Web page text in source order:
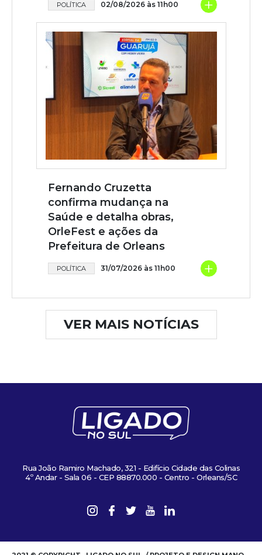
POLÍTICA 02/08/2026 às 11h00 +
Fernando Cruzetta
confirma mudança na
Saúde e detalha obras,
OrleFest e ações da
Prefeitura de Orleans
POLÍTICA 31/07/2026 às 11h00 +
VER MAIS NOTÍCIAS
Rua João Ramiro Machado, 321 - Edifício Cidade das Colinas
4º Andar - Sala 06 - CEP 88870.000 - Centro - Orleans/SC